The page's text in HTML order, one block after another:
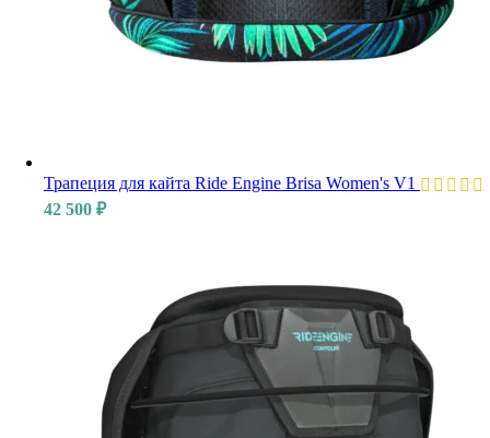
Трапеция для кайта Ride Engine Brisa Women's V1
42 500 ₽